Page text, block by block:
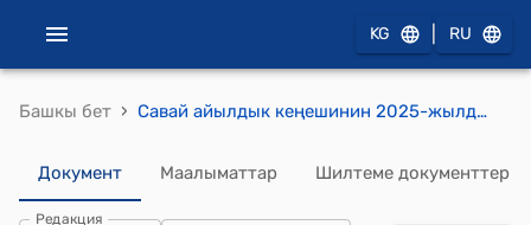
KG RU
Башкы бет › Савай айылдык кеңешинин 2025-жылдын 17-декабрындагы № 44 Савай айылдык округунун кеңешинин 2026-жылга иш-планын бекитүү жөнүндө токтому
Документ Маалыматтар Шилтеме документтер
Редакция